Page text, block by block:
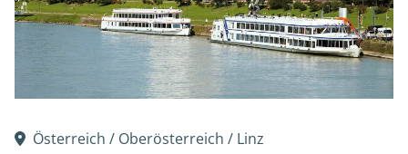
Österreich / Oberösterreich / Linz